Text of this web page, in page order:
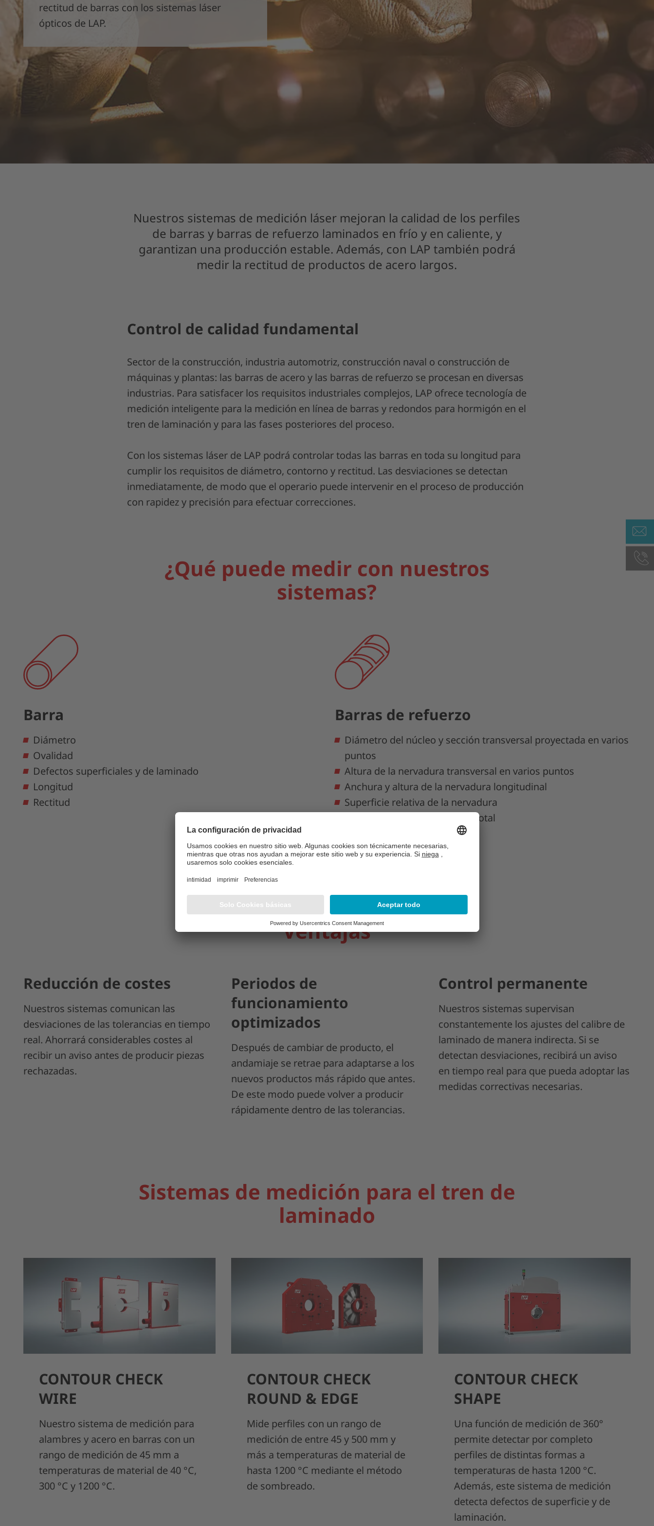
rectitud de barras con los sistemas láser
ópticos de LAP.
Nuestros sistemas de medición láser mejoran la calidad de los perfiles
de barras y barras de refuerzo laminados en frío y en caliente, y
garantizan una producción estable. Además, con LAP también podrá
medir la rectitud de productos de acero largos.
Control de calidad fundamental
Sector de la construcción, industria automotriz, construcción naval o construcción de
máquinas y plantas: las barras de acero y las barras de refuerzo se procesan en diversas
industrias. Para satisfacer los requisitos industriales complejos, LAP ofrece tecnología de
medición inteligente para la medición en línea de barras y redondos para hormigón en el
tren de laminación y para las fases posteriores del proceso.
Con los sistemas láser de LAP podrá controlar todas las barras en toda su longitud para
cumplir los requisitos de diámetro, contorno y rectitud. Las desviaciones se detectan
inmediatamente, de modo que el operario puede intervenir en el proceso de producción
con rapidez y precisión para efectuar correcciones.
¿Qué puede medir con nuestros
sistemas?
Barra
Diámetro
Ovalidad
Defectos superficiales y de laminado
Longitud
Rectitud
Barras de refuerzo
Diámetro del núcleo y sección transversal proyectada en varios
puntos
Altura de la nervadura transversal en varios puntos
Anchura y altura de la nervadura longitudinal
Superficie relativa de la nervadura
Peso por metro lineal y peso total
Longitud
Ventajas
Reducción de costes
Nuestros sistemas comunican las
desviaciones de las tolerancias en tiempo
real. Ahorrará considerables costes al
recibir un aviso antes de producir piezas
rechazadas.
Periodos de
funcionamiento
optimizados
Después de cambiar de producto, el
andamiaje se retrae para adaptarse a los
nuevos productos más rápido que antes.
De este modo puede volver a producir
rápidamente dentro de las tolerancias.
Control permanente
Nuestros sistemas supervisan
constantemente los ajustes del calibre de
laminado de manera indirecta. Si se
detectan desviaciones, recibirá un aviso
en tiempo real para que pueda adoptar las
medidas correctivas necesarias.
Sistemas de medición para el tren de
laminado
CONTOUR CHECK
WIRE
Nuestro sistema de medición para
alambres y acero en barras con un
rango de medición de 45 mm a
temperaturas de material de 40 °C,
300 °C y 1200 °C.
CONTOUR CHECK
ROUND & EDGE
Mide perfiles con un rango de
medición de entre 45 y 500 mm y
más a temperaturas de material de
hasta 1200 °C mediante el método
de sombreado.
CONTOUR CHECK
SHAPE
Una función de medición de 360°
permite detectar por completo
perfiles de distintas formas a
temperaturas de hasta 1200 °C.
Además, este sistema de medición
detecta defectos de superficie y de
laminación.